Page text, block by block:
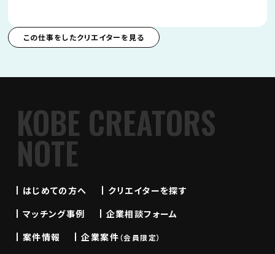
この仕事をしたクリエイターを見る
KOBE CREATORS
NOTE
はじめての方へ
クリエイターを探す
マッチング事例
企業相談フォーム
案件情報
企業案件（会員限定）